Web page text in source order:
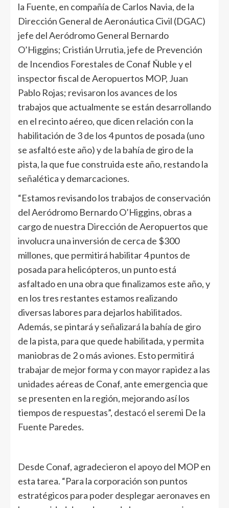
la Fuente, en compañía de Carlos Navia, de la
Dirección General de Aeronáutica Civil (DGAC)
jefe del Aeródromo General Bernardo
O’Higgins; Cristián Urrutia, jefe de Prevención
de Incendios Forestales de Conaf Ñuble y el
inspector fiscal de Aeropuertos MOP, Juan
Pablo Rojas; revisaron los avances de los
trabajos que actualmente se están desarrollando
en el recinto aéreo, que dicen relación con la
habilitación de 3 de los 4 puntos de posada (uno
se asfaltó este año) y de la bahía de giro de la
pista, la que fue construida este año, restando la
señalética y demarcaciones.
“Estamos revisando los trabajos de conservación
del Aeródromo Bernardo O’Higgins, obras a
cargo de nuestra Dirección de Aeropuertos que
involucra una inversión de cerca de $300
millones, que permitirá habilitar 4 puntos de
posada para helicópteros, un punto está
asfaltado en una obra que finalizamos este año, y
en los tres restantes estamos realizando
diversas labores para dejarlos habilitados.
Además, se pintará y señalizará la bahía de giro
de la pista, para que quede habilitada, y permita
maniobras de 2 o más aviones. Esto permitirá
trabajar de mejor forma y con mayor rapidez a las
unidades aéreas de Conaf, ante emergencia que
se presenten en la región, mejorando así los
tiempos de respuestas”, destacó el seremi De la
Fuente Paredes.
Desde Conaf, agradecieron el apoyo del MOP en
esta tarea. “Para la corporación son puntos
estratégicos para poder desplegar aeronaves en